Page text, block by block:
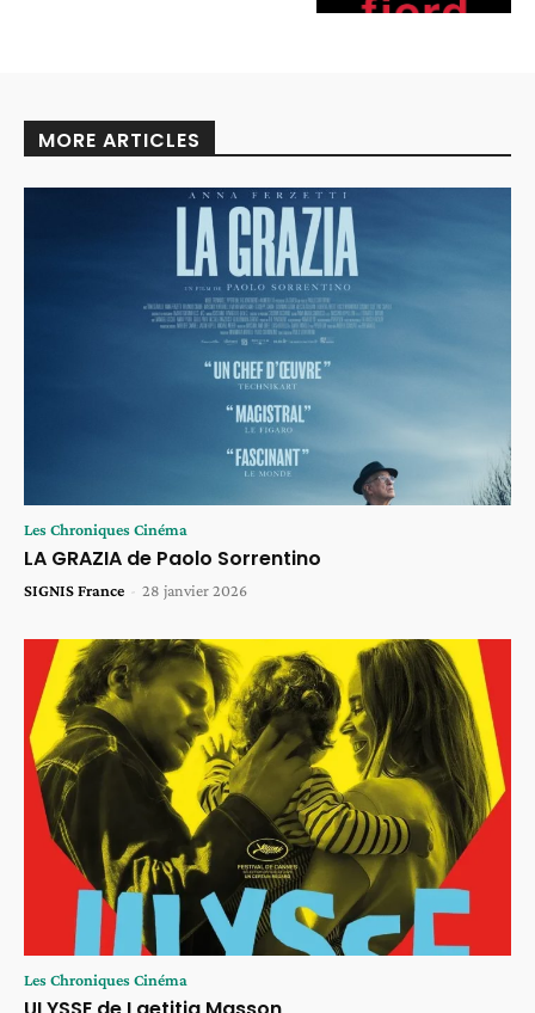
MORE ARTICLES
Les Chroniques Cinéma
LA GRAZIA de Paolo Sorrentino
SIGNIS France - 28 janvier 2026
Les Chroniques Cinéma